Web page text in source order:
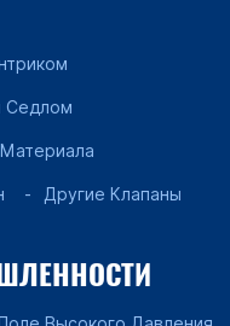
Седлом
Другие Клапаны